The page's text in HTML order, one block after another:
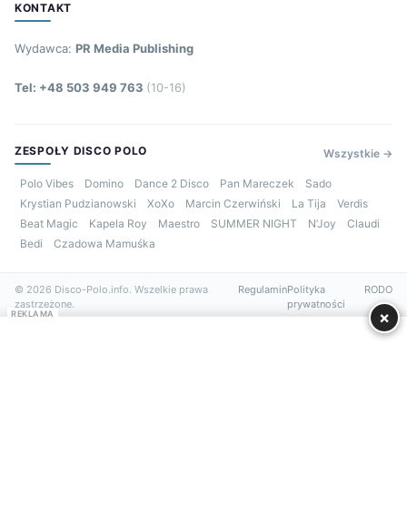
KONTAKT
Wydawca: PR Media Publishing
Tel: +48 503 949 763 (10-16)
ZESPOŁY DISCO POLO Wszystkie →
Polo Vibes Domino Dance 2 Disco Pan Mareczek
Sado
Krystian Pudzianowski
XoXo Marcin Czerwiński La Tija
Verdis
Beat Magic
Kapela Roy Maestro SUMMER NIGHT N’Joy
Claudi
Bedi
Czadowa Mamuśka
© 2026 Disco-Polo.info. Wszelkie prawa
zastrzeżone.
RegulaminPolityka
prywatności
RODO
REKLAMA ×